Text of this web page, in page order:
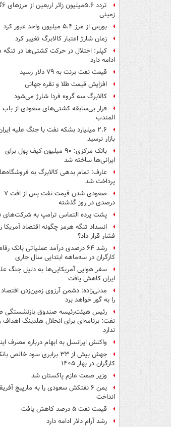
تردد
زمینی
بورس از مرز ۵.۴ میلیون واحد عبور کرد
زمان شارژ اعتبار کالابرگ تغییر کرد
کپلر: اختلال در حرکت کشتی‌ها در تنگه
ادامه دارد
قیمت نفت برنت به ۷۹ دلار رسید
افزایش قیمت طلا و نقره جهانی
کالابرگ سه گروه فردا شارژ می‌شود
فرار بی‌سابقه کشتی‌های سعودی از باب
المندب
۲.۶ میلیارد بشکه نفت با جنگ علیه
بازار نرسید
بانک مرکزی: ۹۰ میلیون کیف پول برای
ایرانی‌ها ساخته شد
عارف: تمام بدهی کالابرگ به فروشگاه‌ها
پرداخت شد
صعودی شدن قیمت نفت پس از افت ۷
درصدی در روز گذشته
پشت پرده التماس ترامپ به شرکت‌های
انسداد تنگه هرمز چگونه اقتصاد آمریکا
فشار قرار داد؟
رشد ۶۴ درصدی درآمد عملیاتی بانک رفاه
کارگران در سه‌ماهه ابتدایی سال جاری
سفر هوایی آمریکایی‌ها به دلیل جنگ
ایران کاهش یافت
مدنی‌زاده: دشمن آرزوی زمین‌زدن اقتصاد
را به گور خواهد برد
رئیس هیئت‌رئیسه صندوق بازنشستگی
نفت: برنامه‌ای برای انحلال هلدینگ اهداف
ندارد
واکنش ایرانسل به ابهام درباره مصرف
جهش بیش از ۳۳ برابری سود خالص
کارگران در بهار ۱۴۰۵
وزیر صمت عازم پاکستان شد
یمن ۶ نفتکش سعودی را به مارپیچ
انداخت
قیمت نفت ۵ درصد کاهش یافت
رشد آرام دلار ادامه دارد